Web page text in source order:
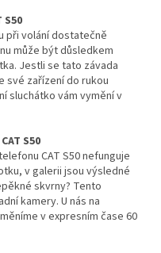
při volání dostatečně
může být důsledkem
Jestli se tato závada
své zařízení do rukou
sluchátko vám vymění v
S50
CAT S50 nefunguje
v galerii jsou výsledné
skvrny? Tento
kamery. U nás na
v expresním čase 60